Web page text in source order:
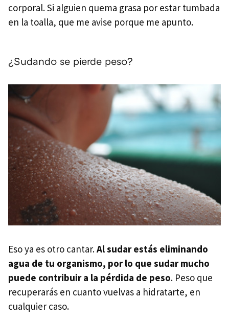
corporal. Si alguien quema grasa por estar tumbada
en la toalla, que me avise porque me apunto.
¿Sudando se pierde peso?
Eso ya es otro cantar.Al sudar estás eliminando
agua de tu organismo, por lo que sudar mucho
puede contribuir a la pérdida de peso. Peso que
recuperarás en cuanto vuelvas a hidratarte, en
cualquier caso.